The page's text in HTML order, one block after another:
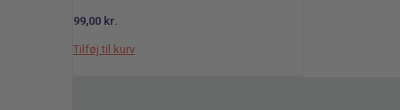
99,00 kr.
Tilføj til kurv